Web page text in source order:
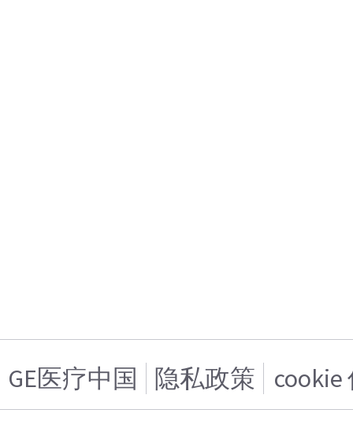
GE医疗中国 隐私政策 cookie